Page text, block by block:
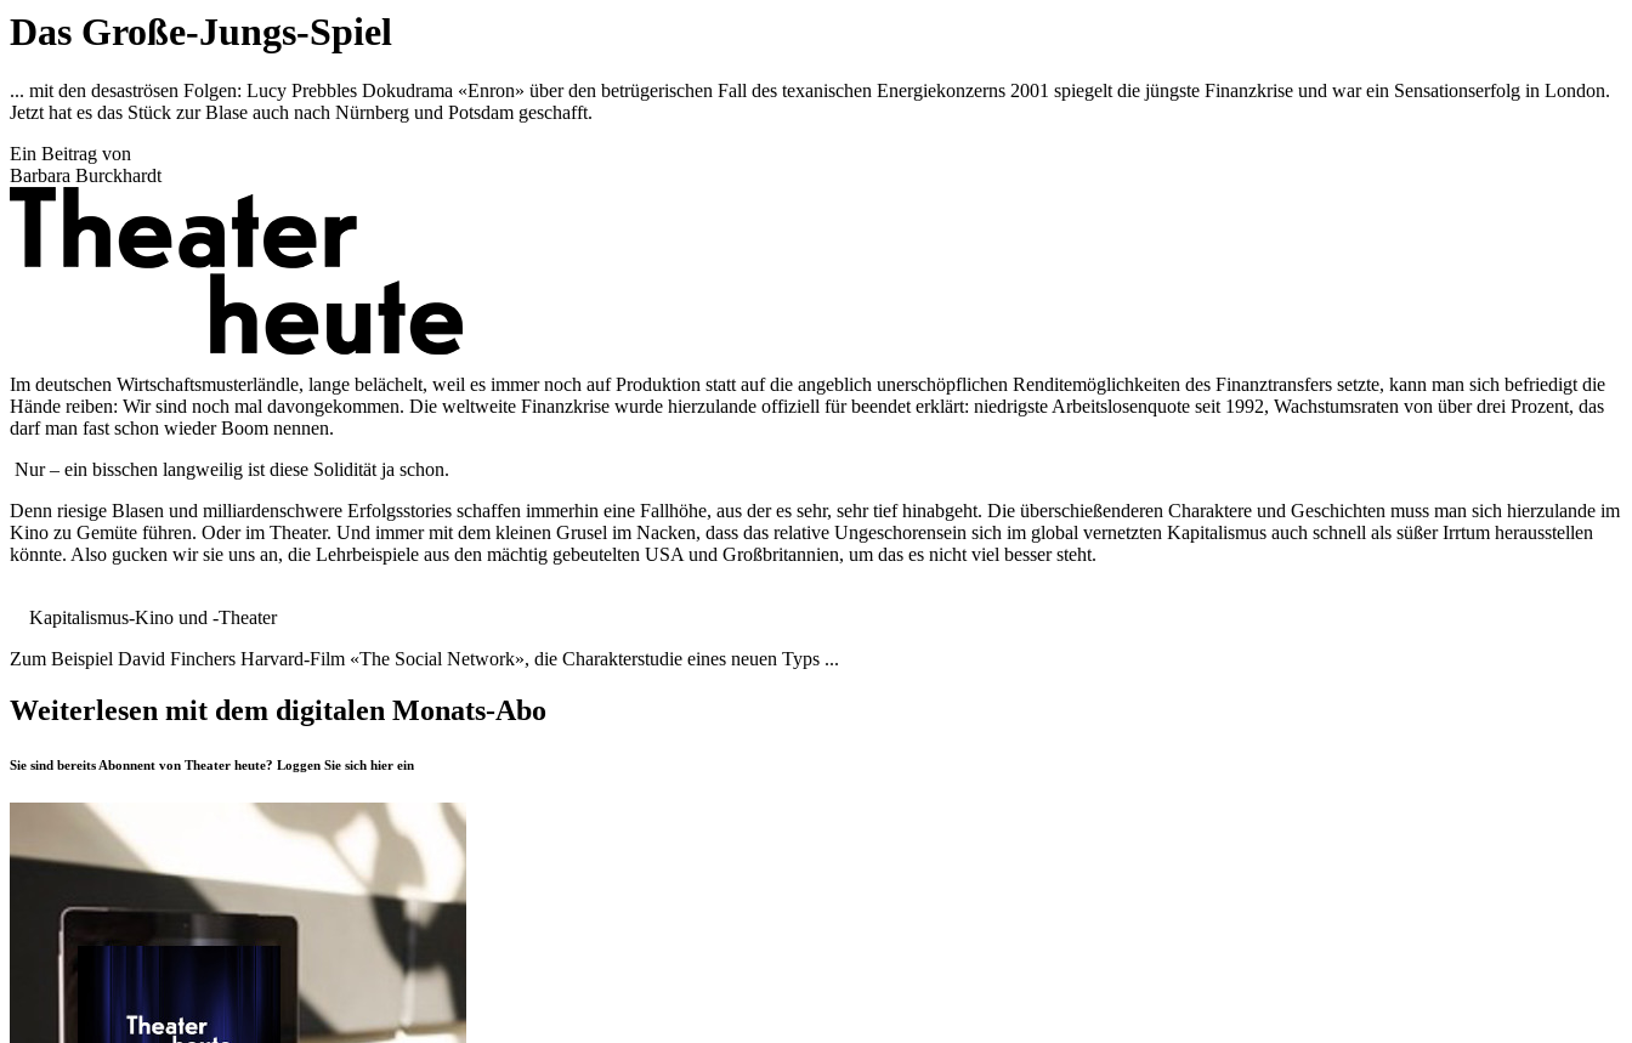
Das Große-Jungs-Spiel
... mit den desaströsen Folgen: Lucy Prebbles Dokudrama «Enron» über den betrügerischen Fall des texanischen Energiekonzerns 2001 spiegelt die jüngste Finanzkrise und war ein Sensationserfolg in London.
Jetzt hat es das Stück zur Blase auch nach Nürnberg und Potsdam geschafft.
Ein Beitrag von
Barbara Burckhardt
Im deutschen Wirtschaftsmusterländle, lange belächelt, weil es immer noch auf Produktion statt auf die angeblich unerschöpflichen Renditemöglichkeiten des Finanztransfers setzte, kann man sich befriedigt die
Hände reiben: Wir sind noch mal davongekommen. Die weltweite Finanzkrise wurde hierzulande offiziell für beendet erklärt: niedrigste Arbeitslosenquote seit 1992, Wachstumsraten von über drei Prozent, das
darf man fast schon wieder Boom nennen.
Nur – ein bisschen langweilig ist diese Solidität ja schon.
Denn riesige Blasen und milliardenschwere Erfolgsstories schaffen immerhin eine Fallhöhe, aus der es sehr, sehr tief hinabgeht. Die überschießenderen Charaktere und Geschichten muss man sich hierzulande im
Kino zu Gemüte führen. Oder im Theater. Und immer mit dem kleinen Grusel im Nacken, dass das relative Ungeschorensein sich im global vernetzten Kapitalismus auch schnell als süßer Irrtum herausstellen
könnte. Also gucken wir sie uns an, die Lehrbeispiele aus den mächtig gebeutelten USA und Großbritannien, um das es nicht viel besser steht.
Kapitalismus-Kino und -Theater
Zum Beispiel David Finchers Harvard-Film «The Social Network», die Charakterstudie eines neuen Typs ...
Weiterlesen mit dem digitalen Monats-Abo
Sie sind bereits Abonnent von Theater heute? Loggen Sie sich hier ein